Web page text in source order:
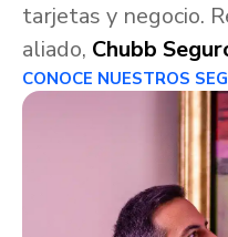
tarjetas y negocio.
aliado, Chubb
CONOCE NUESTROS